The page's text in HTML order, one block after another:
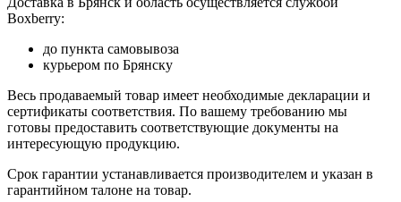
Boxberry:
до пункта самовывоза
курьером по Брянску
Весь продаваемый товар имеет необходимые декларации и
сертификаты соответствия. По вашему требованию мы
готовы предоставить соответствующие документы на
интересующую продукцию.
Срок гарантии устанавливается производителем и указан в
гарантийном талоне на товар.